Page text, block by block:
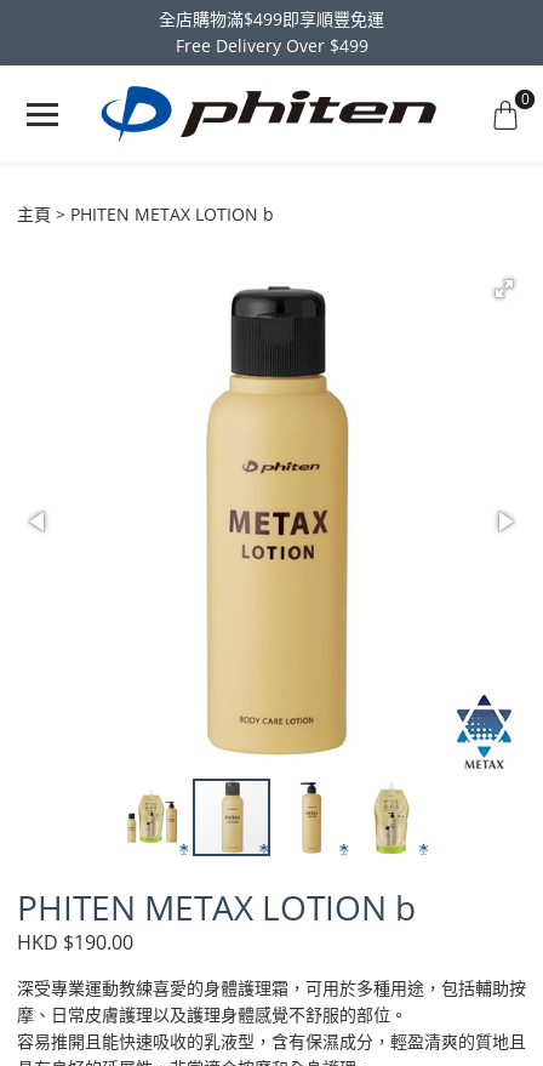
全店購物滿$499即享順豐免運
Free Delivery Over $499
0
主頁 PHITEN METAX LOTION b
PHITEN METAX LOTION b
HKD $190.00
深受專業運動教練喜愛的身體護理霜，可用於多種用途，包括輔助按
摩、日常皮膚護理以及護理身體感覺不舒服的部位。
容易推開且能快速吸收的乳液型，含有保濕成分，輕盈清爽的質地且